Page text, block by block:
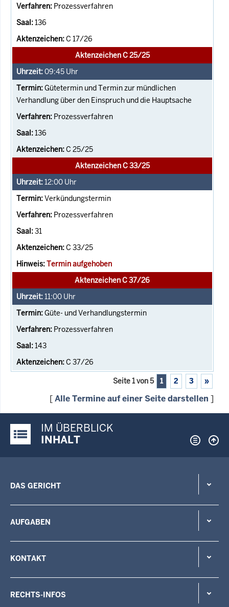
Prozessverfahren
136
C 17/26
Aktenzeichen C 25/25
09:45 Uhr
Gütetermin und Termin zur mündlichen
Verhandlung über den Einspruch und die Hauptsache
Prozessverfahren
136
C 25/25
Aktenzeichen C 33/25
12:00 Uhr
Verkündungstermin
Prozessverfahren
31
C 33/25
Termin aufgehoben
Aktenzeichen C 37/26
11:00 Uhr
Güte- und Verhandlungstermin
Prozessverfahren
143
C 37/26
Seite 1 von 5 1 2 3 »
[Alle Termine auf einer Seite darstellen ]
Justiz-Portal im Überblick:
IM ÜBERBLICK
INHALT
DAS GERICHT
AUFGABEN
KONTAKT
RECHTS-INFOS